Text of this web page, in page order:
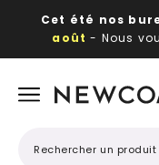
Cet été nos
août - Nous